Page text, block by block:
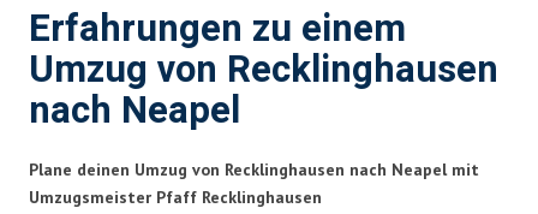
Erfahrungen zu einem
Umzug von Recklinghausen
nach Neapel
Plane deinen Umzug von Recklinghausen nach Neapel mit
Umzugsmeister Pfaff Recklinghausen